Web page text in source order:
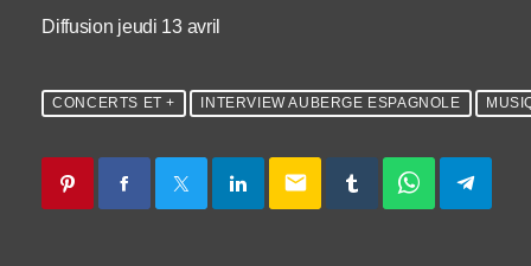
Diffusion jeudi 13 avril
CONCERTS ET + INTERVIEW AUBERGE ESPAGNOLE
email